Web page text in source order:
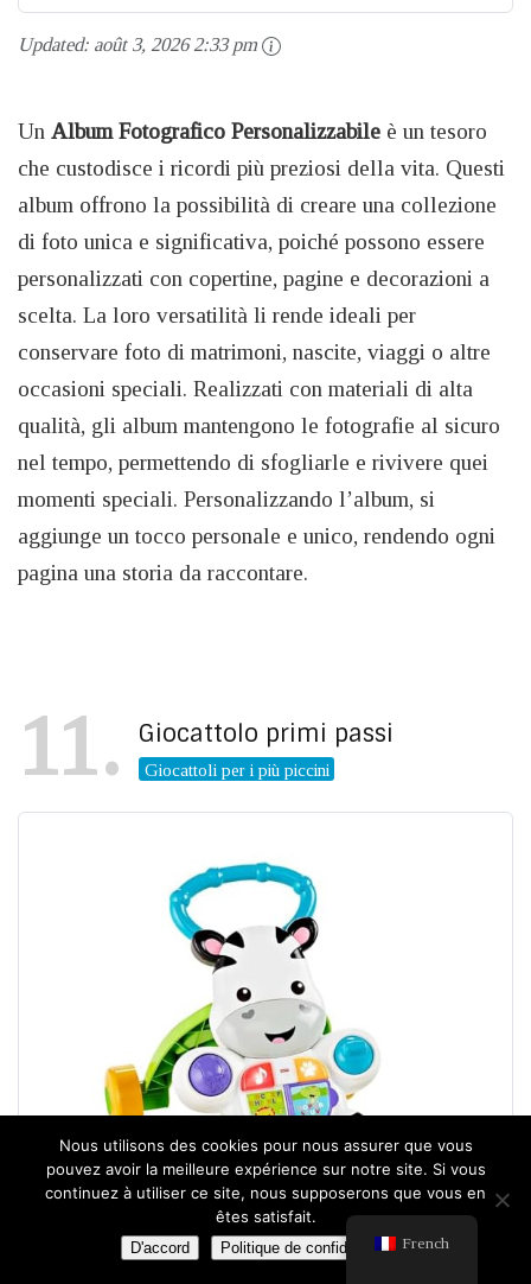
Updated: août 3, 2026 2:33 pm
Un Album Fotografico Personalizzabile è un tesoro
che custodisce i ricordi più preziosi della vita. Questi
album offrono la possibilità di creare una collezione
di foto unica e significativa, poiché possono essere
personalizzati con copertine, pagine e decorazioni a
scelta. La loro versatilità li rende ideali per
conservare foto di matrimoni, nascite, viaggi o altre
occasioni speciali. Realizzati con materiali di alta
qualità, gli album mantengono le fotografie al sicuro
nel tempo, permettendo di sfogliarle e rivivere quei
momenti speciali. Personalizzando l’album, si
aggiunge un tocco personale e unico, rendendo ogni
pagina una storia da raccontare.
11 Giocattolo primi passi
Giocattoli per i più piccini
French
Nous utilisons des cookies pour nous assurer que vous
pouvez avoir la meilleure expérience sur notre site. Si vous
continuez à utiliser ce site, nous supposerons que vous en
êtes satisfait.
D'accord Politique de confidentialité